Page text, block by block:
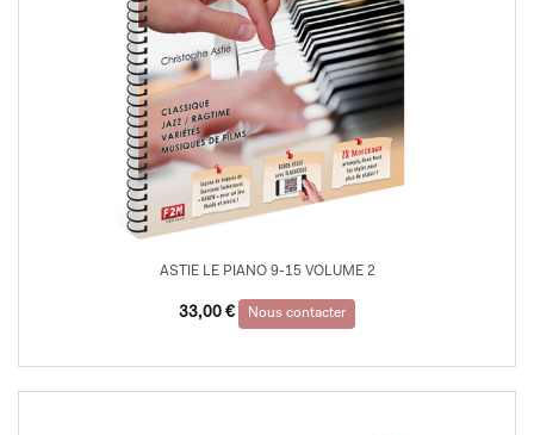
ASTIE LE PIANO 9-15 VOLUME 2
33,00 € Nous contacter